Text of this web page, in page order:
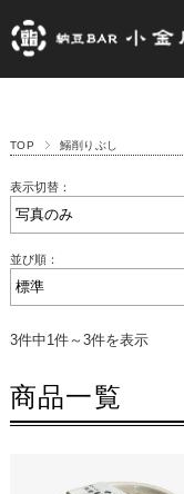
TOP 鰯削りぶし
表示切替：
並び順：
3件中1件～3件を表示
商品一覧